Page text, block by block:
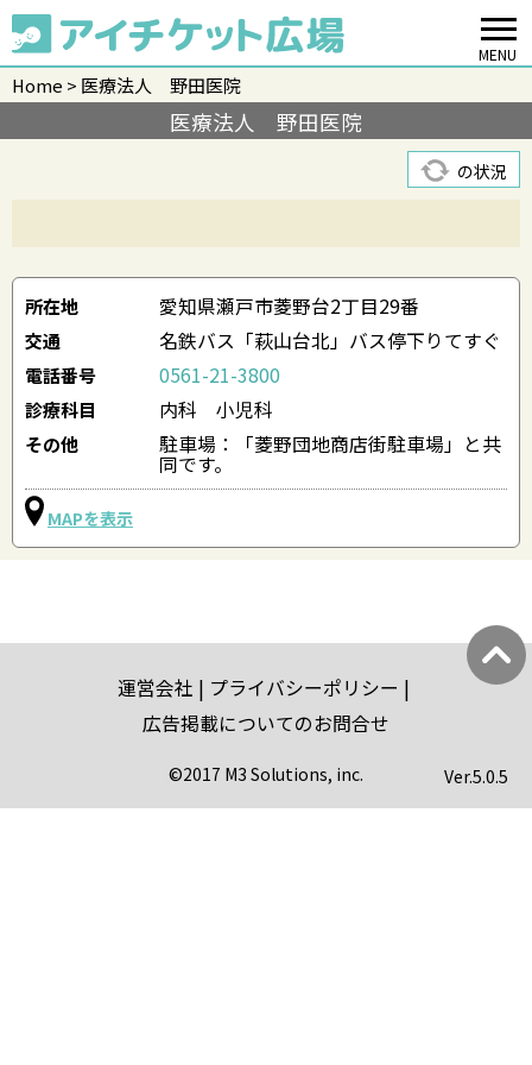
MENU
Home 医療法人 野田医院
医療法人 野田医院
の状況
所在地 愛知県瀬戸市菱野台2丁目29番
交通 名鉄バス「萩山台北」バス停下りてすぐ
電話番号 0561-21-3800
診療科目 内科 小児科
その他 駐車場：「菱野団地商店街駐車場」と共
同です。
MAPを表示
運営会社
プライバシーポリシー
広告掲載についてのお問合せ
©2017 M3 Solutions, inc. Ver.5.0.5